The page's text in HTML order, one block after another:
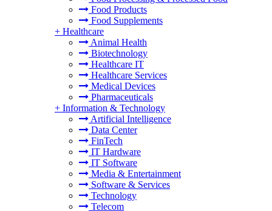
Food Products
Food Supplements
+ Healthcare
Animal Health
Biotechnology
Healthcare IT
Healthcare Services
Medical Devices
Pharmaceuticals
+ Information & Technology
Artificial Intelligence
Data Center
FinTech
IT Hardware
IT Software
Media & Entertainment
Software & Services
Technology
Telecom